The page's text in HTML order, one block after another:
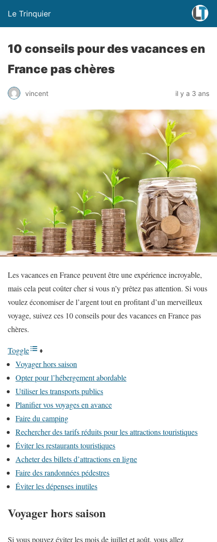
Le Trinquier
10 conseils pour des vacances en
France pas chères
vincent il y a 3 ans
Les vacances en France peuvent être une expérience incroyable,
mais cela peut coûter cher si vous n’y prêtez pas attention. Si vous
voulez économiser de l’argent tout en profitant d’un merveilleux
voyage, suivez ces 10 conseils pour des vacances en France pas
chères.
Toggle
Voyager hors saison
Opter pour l’hébergement abordable
Utiliser les transports publics
Planifier vos voyages en avance
Faire du camping
Rechercher des tarifs réduits pour les attractions touristiques
Éviter les restaurants touristiques
Acheter des billets d’attractions en ligne
Faire des randonnées pédestres
Éviter les dépenses inutiles
Voyager hors saison
Si vous pouvez éviter les mois de juillet et août, vous allez